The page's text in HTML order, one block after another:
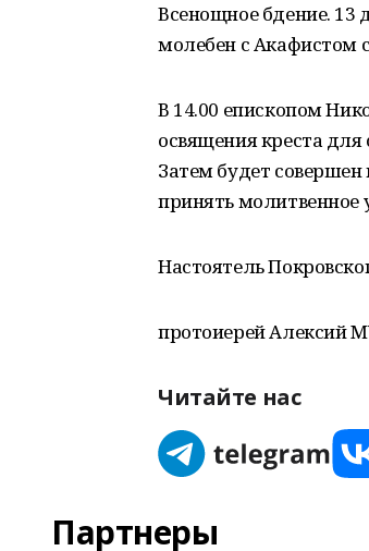
Всенощное бдение. 13
молебен с Акафистом
В 14.00 епископом
освящения креста для
Затем будет
принять молитвенное
Настоятель
протоиерей Алексий
Читайте нас
Партнеры